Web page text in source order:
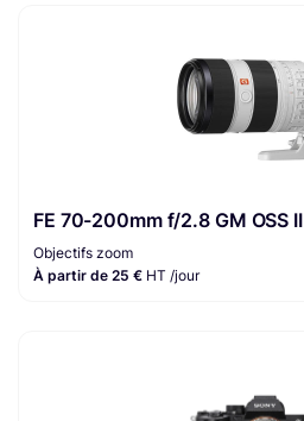
FE 70-200mm f/2.8 GM OSS II
Objectifs zoom
À partir de 25 € HT /jour